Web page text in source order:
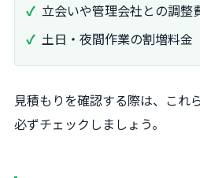
立会いや管理会社との調整
土日・夜間作業の割増料金
見積もりを確認する際は、これ
必ずチェックしましょう。